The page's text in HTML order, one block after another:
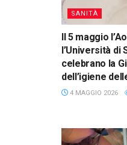
SANITÀ
Il 5 maggio
l’Università di
celebrano la
dell’igiene
4 MAGGIO 2026